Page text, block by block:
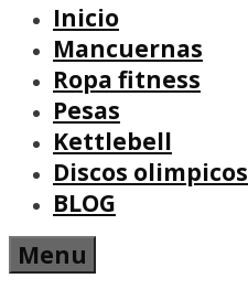
Inicio
Mancuernas
Ropa fitness
Pesas
Kettlebell
Discos olimpicos
BLOG
Menu